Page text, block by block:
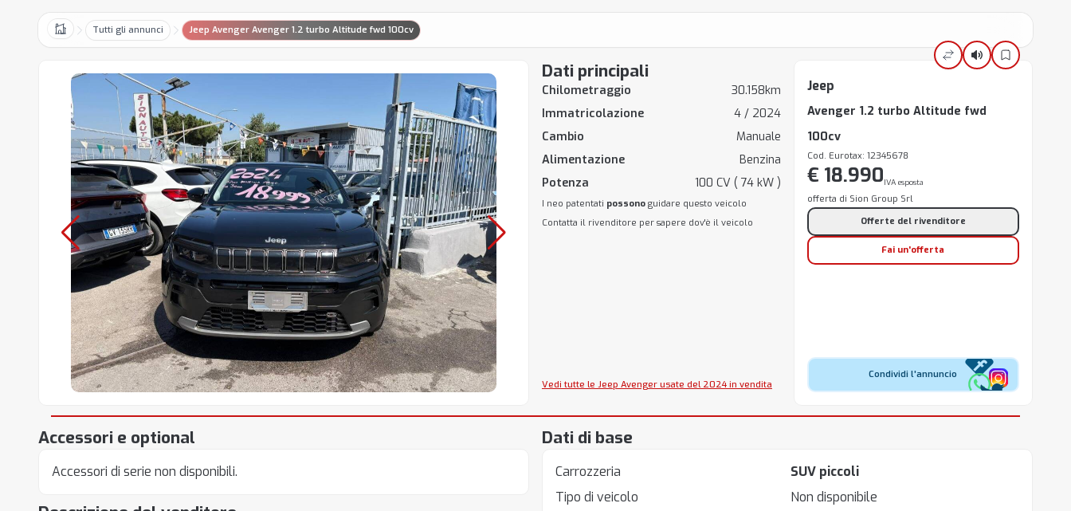
Home Tutti gli annunci Jeep Avenger Avenger 1.2 turbo Altitude fwd 100cv
Dati principali
Chilometraggio
30.158km
Immatricolazione
4 / 2024
Cambio
Manuale
Alimentazione
Benzina
Potenza
100 CV ( 74 kW )
I neo patentati possonoguidare questo veicolo
Contatta il rivenditore per sapere dov'è il veicolo
Vedi tutte le Jeep Avenger usate del 2024 in vendita
Jeep
Avenger 1.2 turbo Altitude fwd
100cv
Cod. Eurotax: 12345678
€ 18.990IVA esposta
offerta di Sion Group Srl
Offerte del rivenditore
Fai un'offerta
Condividi l'annuncio
Accessori e optional
Accessori di serie non disponibili.
Dati di base
Carrozzeria
SUV piccoli
Tipo di veicolo
Non disponibile